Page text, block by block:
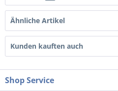
Ähnliche Artikel
Kunden kauften auch
Shop Service